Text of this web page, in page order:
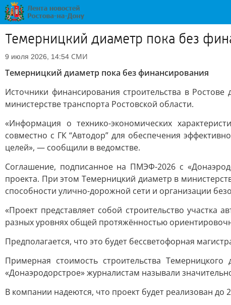
Темерницкий диаметр пока без
9 июля 2026, 14:54 СМИ
Темерницкий диаметр пока без финансирования
Источники финансирования строительства в
министерстве транспорта Ростовской области.
«Информация о технико-экономических
совместно с ГК “Автодор” для обеспечения
целей», — сообщили в ведомстве.
Соглашение, подписанное на ПМЭФ-2026 с
проекта. При этом Темерницкий диаметр в
способности улично-дорожной сети и организации
«Проект представляет собой строительство участка
разных уровнях общей протяжённостью
Предполагается, что это будет бессветофорная
Примерная стоимость строительства
«Донаэродорстрое» журналистам называли
В компании надеются, что проект будет реализован до